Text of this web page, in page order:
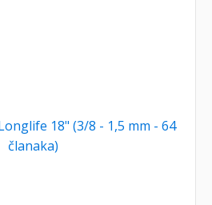
18" (3/8 - 1,5 mm - 64
članaka)